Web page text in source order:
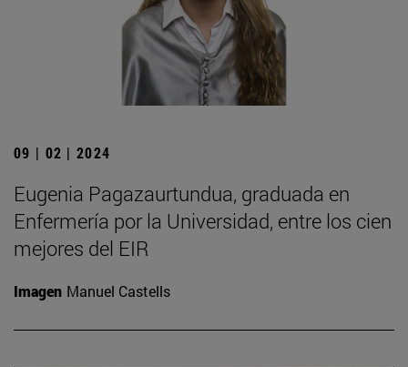
09 | 02 | 2024
Eugenia Pagazaurtundua, graduada en
Enfermería por la Universidad, entre los cien
mejores del EIR
Imagen Manuel Castells